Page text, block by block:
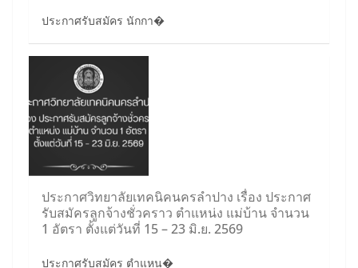
ประกาศรับสมัคร นักกา�
ประกาศวิทยาลัยเทคนิคนครลำปาง เรื่อง ประกาศ
รับสมัครลูกจ้างชั่วคราว ตำแหน่ง แม่บ้าน จำนวน
1 อัตรา ตั้งแต่วันที่ 15 – 23 มิ.ย. 2569
ประกาศรับสมัคร ตำแหน�